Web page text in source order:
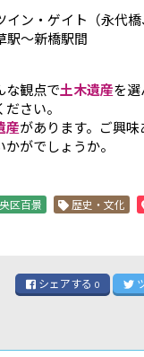
ン・ゲイト（永代橋
～新橋駅間
な観点で土木遺産を選
さい。
産があります。ご興
がでしょうか。
区百景 歴史・文化
シェアする 0